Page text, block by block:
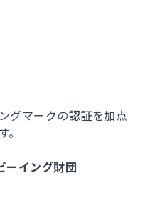
グマークの認証を加点
ーイング財団